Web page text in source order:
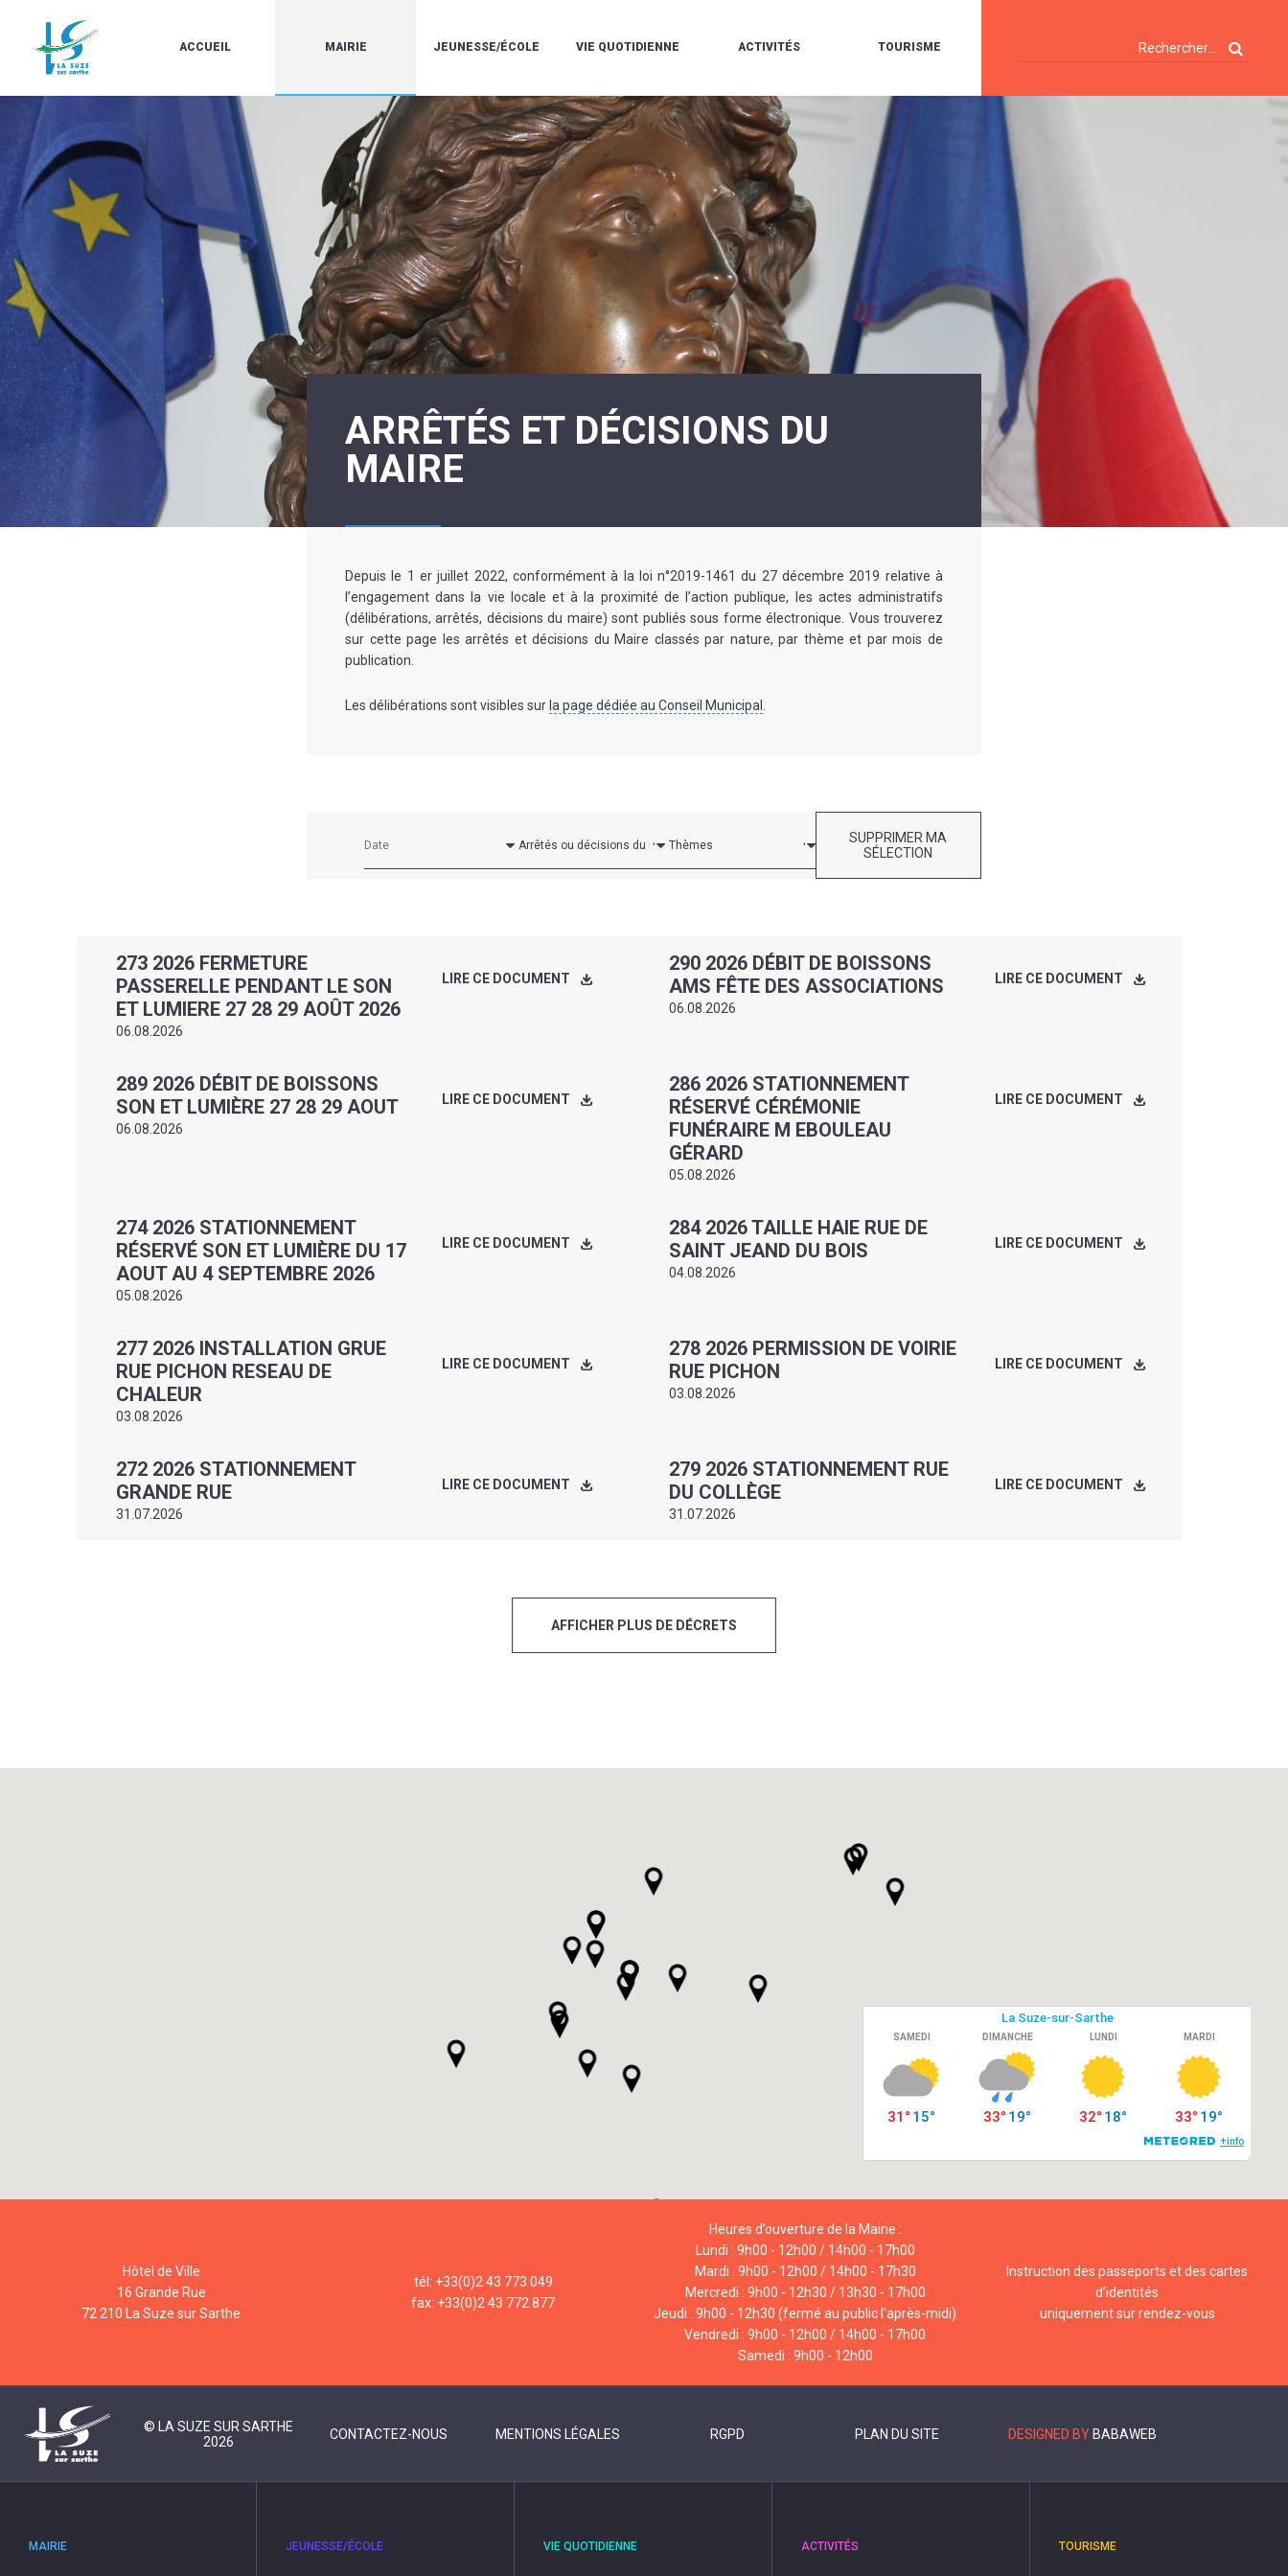
ACCUEIL
SUZE
BULLETINS
SUZE
20ÈME
MAIRIE
CONTACTS
HORAIRES
URBANISME/PLU
CARTES
D'IDENTITÉ-
PASSEPORTS
CMJ
RÉUNIONS
DU
CONSEIL
MUNICIPAL
ARRÊTÉS
DÉCISIONS
DU
MAIRE
MOT
DE
LA
MINORITÉ
JEUNESSE/ÉCOLE
L'ACCUEIL
DE
LOISIRS
LE
PÉRISCOLAIRE
/
LES
MERCREDIS
RÉCRÉATIFS
LE
RESTAURANT
SCOLAIRE
LES
ÉCOLES
/
LE
COLLÈGE
ESPACE
JEUNES
11
ANS
:
ASSOCIATION
LA
COULÉE
DOUCE
VIE QUOTIDIENNE
ESPACE
DE
VIE
SOCIALE
QUELQUES
RÈGLES
DE
VIE
ENVIRONNEMENT
L'EAU
ET
L'ASSAINISSEMENT
RÉSIDENCE
AUTONOMIE
MUNICIPALE
SÉCURITÉ
ACTIVITÉS
LA
MÉDIATHÈQUE
L'ÉCOLE
COMMUNAUTAIRE
DE
MUSIQUE
L'ÉCOLE
COMMUNAUTAIRE
DE
DANSE
LA
PISCINE
COMMUNAUTAIRE
ASSOCIATIONS
TOURISME
VERTE
VISITES
DÉCOUVERTES
LES
RANDONNÉES
LE
CAMPING
POUR
CAMPING-
CARS
TENTES
ET
CARAVANES
LA
HALTE
FLUVIALE
ARRÊTÉS ET DÉCISIONS DU
MAIRE
Depuis le 1 er juillet 2022, conformément à la loi n°2019-1461 du 27 décembre 2019 relative à
l’engagement dans la vie locale et à la proximité de l’action publique, les actes administratifs
(délibérations, arrêtés, décisions du maire) sont publiés sous forme électronique. Vous trouverez
sur cette page les arrêtés et décisions du Maire classés par nature, par thème et par mois de
publication.
Les délibérations sont visibles sur la page dédiée au Conseil Municipal
SUPPRIMER MA
SÉLECTION
273 2026 FERMETURE
PASSERELLE PENDANT LE SON
ET LUMIERE 27 28 29 AOÛT 2026
06.08.2026
LIRE CE DOCUMENT
290 2026 DÉBIT DE BOISSONS
AMS FÊTE DES ASSOCIATIONS
06.08.2026
LIRE CE DOCUMENT
289 2026 DÉBIT DE BOISSONS
SON ET LUMIÈRE 27 28 29 AOUT
06.08.2026
LIRE CE DOCUMENT
286 2026 STATIONNEMENT
RÉSERVÉ CÉRÉMONIE
FUNÉRAIRE M EBOULEAU
GÉRARD
05.08.2026
LIRE CE DOCUMENT
274 2026 STATIONNEMENT
RÉSERVÉ SON ET LUMIÈRE DU 17
AOUT AU 4 SEPTEMBRE 2026
05.08.2026
LIRE CE DOCUMENT
284 2026 TAILLE HAIE RUE DE
SAINT JEAND DU BOIS
04.08.2026
LIRE CE DOCUMENT
277 2026 INSTALLATION GRUE
RUE PICHON RESEAU DE
CHALEUR
03.08.2026
LIRE CE DOCUMENT
278 2026 PERMISSION DE VOIRIE
RUE PICHON
03.08.2026
LIRE CE DOCUMENT
272 2026 STATIONNEMENT
GRANDE RUE
31.07.2026
LIRE CE DOCUMENT
279 2026 STATIONNEMENT RUE
DU COLLÈGE
31.07.2026
LIRE CE DOCUMENT
AFFICHER PLUS DE DÉCRETS
Hôtel de Ville
16 Grande Rue
72 210 La Suze sur Sarthe
tél: +33(0)2 43 773 049
fax: +33(0)2 43 772 877
Heures d’ouverture de la Mairie :
Lundi : 9h00 - 12h00 / 14h00 - 17h00
Mardi : 9h00 - 12h00 / 14h00 - 17h30
Mercredi : 9h00 - 12h30 / 13h30 - 17h00
Jeudi : 9h00 - 12h30 (fermé au public l'après-midi)
Vendredi : 9h00 - 12h00 / 14h00 - 17h00
Samedi : 9h00 - 12h00
Instruction des passeports et des cartes
d’identités
uniquement sur rendez-vous
© LA SUZE SUR SARTHE
2026
CONTACTEZ-NOUS MENTIONS LÉGALES RGPD PLAN DU SITE DESIGNED BY BABAWEB
MAIRIE JEUNESSE/ÉCOLE VIE QUOTIDIENNE ACTIVITÉS TOURISME